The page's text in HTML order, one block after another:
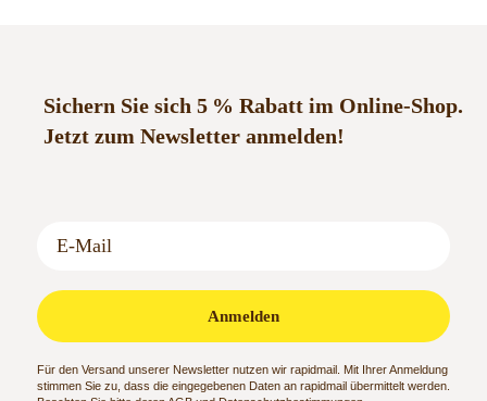
stimmen Sie zu, dass die eingegebenen Daten an rapidmail übermittelt werden.
Beachten Sie bitte derenAGBundDatenschutzbestimmungen.